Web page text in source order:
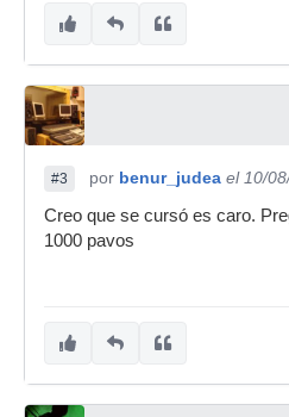
#3 por benur_judea el 10/
Creo que se cursó es caro.
1000 pavos